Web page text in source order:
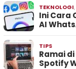
TEKNOLOGI,
Ini Cara
AI
TIPS
Ramai
Spotify